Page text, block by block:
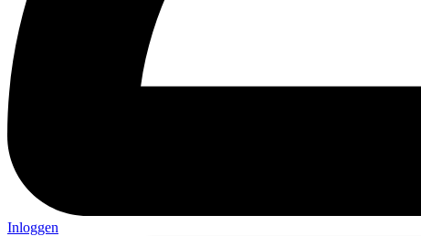
Inloggen